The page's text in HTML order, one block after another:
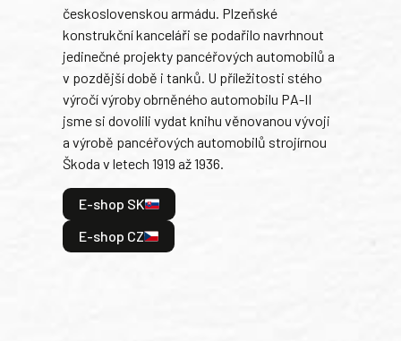
československou armádu. Plzeňské
konstrukční kanceláři se podařilo navrhnout
jedinečné projekty pancéřových automobilů a
v pozdější době i tanků. U příležitosti stého
výročí výroby obrněného automobilu PA-II
jsme si dovolili vydat knihu věnovanou vývoji
a výrobě pancéřových automobilů strojírnou
Škoda v letech 1919 až 1936.
E-shop SK
E-shop CZ